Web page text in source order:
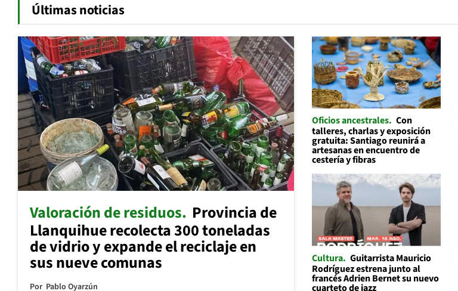
Últimas noticias
Valoración de residuos Provincia de
Llanquihue recolecta 300 toneladas
de vidrio y expande el reciclaje en
sus nueve comunas
Por Pablo Oyarzún
Oficios ancestrales Con
talleres, charlas y exposición
gratuita: Santiago reunirá a
artesanas en encuentro de
cestería y fibras
Cultura Guitarrista Mauricio
Rodríguez estrena junto al
francés Adrien Bernet su nuevo
cuarteto de jazz